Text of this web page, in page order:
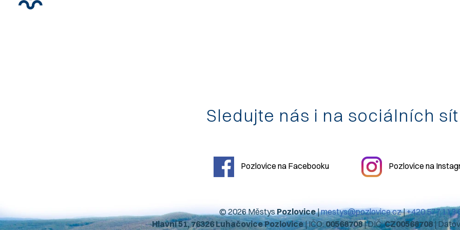
Sledujte nás i na sociálních
Pozlovice na Facebooku Pozlovice na
© 2026 MěstysPozlovice|mestys@pozlovice.cz|+420 577 113
Hlavní 51, 76326 Luhačovice Pozlovice| IČO:00568708| DIČ:CZ00568708|